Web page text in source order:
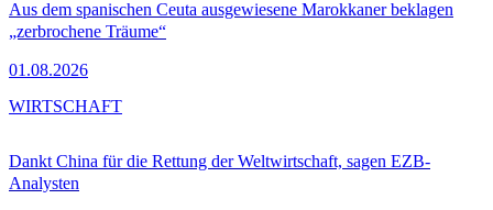
Aus dem spanischen Ceuta ausgewiesene Marokkaner beklagen
„zerbrochene Träume“
01.08.2026
Dankt China für die Rettung der Weltwirtschaft, sagen EZB-
Analysten
WIRTSCHAFT